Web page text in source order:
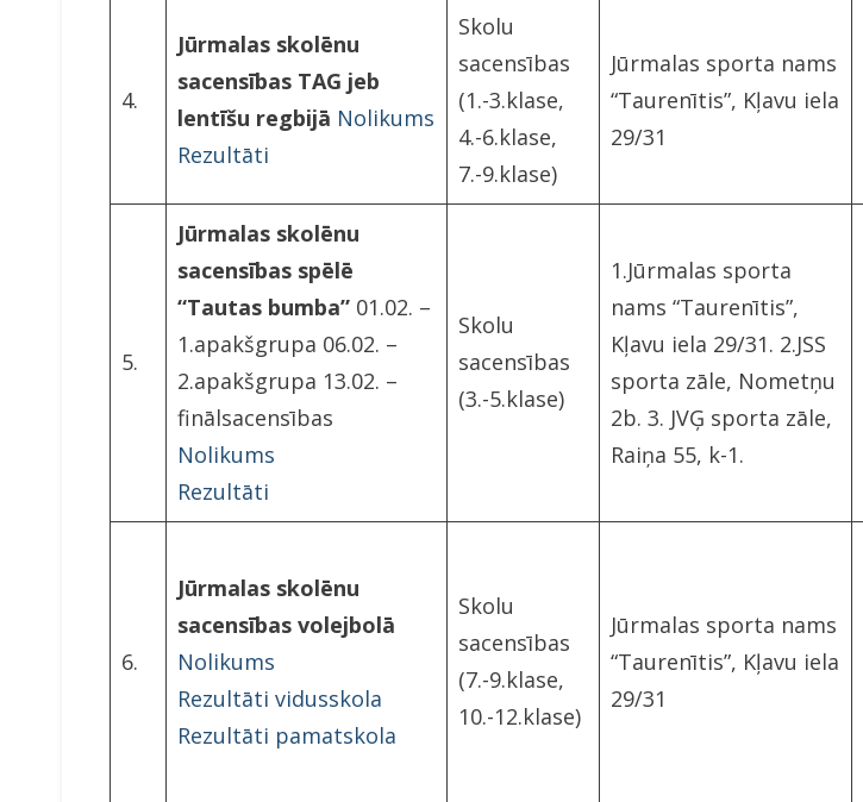
4.
Jūrmalas skolēnu
sacensības TAG jeb
lentīšu regbijā Nolikums
Rezultāti
Skolu
sacensības
(1.-3.klase,
4.-6.klase,
7.-9.klase)
Jūrmalas sporta nams
“Taurenītis”, Kļavu iela
29/31
5.
Jūrmalas skolēnu
sacensības spēlē
“Tautas bumba” 01.02. –
1.apakšgrupa 06.02. –
2.apakšgrupa 13.02. –
finālsacensības
Nolikums
Rezultāti
Skolu
sacensības
(3.-5.klase)
1.Jūrmalas sporta
nams “Taurenītis”,
Kļavu iela 29/31. 2.JSS
sporta zāle, Nometņu
2b. 3. JVĢ sporta zāle,
Raiņa 55, k-1.
6.
Jūrmalas skolēnu
sacensības volejbolā
Nolikums
Rezultāti vidusskola
Rezultāti pamatskola
Skolu
sacensības
(7.-9.klase,
10.-12.klase)
Jūrmalas sporta nams
“Taurenītis”, Kļavu iela
29/31